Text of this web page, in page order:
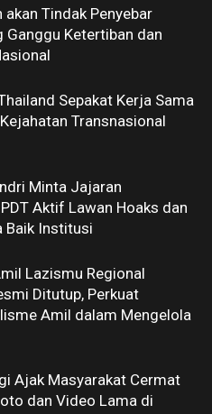
akan Tindak Penyebar
Ganggu Ketertiban dan
Sepakat Kerja Sama
Transnasional
Minta Jajaran
Aktif Lawan Hoaks dan
Baik Institusi
Lazismu Regional
Ditutup, Perkuat
Amil dalam Mengelola
Ajak Masyarakat Cermat
dan Video Lama di